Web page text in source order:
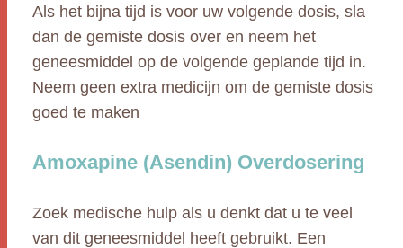
Als het bijna tijd is voor uw volgende dosis, sla
dan de gemiste dosis over en neem het
geneesmiddel op de volgende geplande tijd in.
Neem geen extra medicijn om de gemiste dosis
goed te maken
Amoxapine (Asendin) Overdosering
Zoek medische hulp als u denkt dat u te veel
van dit geneesmiddel heeft gebruikt. Een